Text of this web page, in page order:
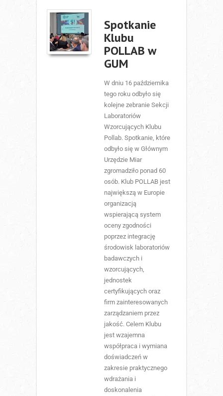
Spotkanie
Klubu
POLLAB w
GUM
W dniu 16 października
tego roku odbyło się
kolejne zebranie Sekcji
Laboratoriów
Wzorcujących Klubu
Pollab. Spotkanie, które
odbyło się w Głównym
Urzędzie Miar
zgromadziło ponad 60
osób. Klub POLLAB jest
największą w Europie
organizacją
wspierającą system
oceny zgodności
poprzez integrację
środowisk laboratoriów
badawczych i
wzorcujących,
jednostek
certyfikujących oraz
firm zainteresowanych
zarządzaniem przez
jakość. Celem Klubu
jest wzajemna
współpraca i wymiana
doświadczeń w
zakresie praktycznego
wdrażania i
doskonalenia